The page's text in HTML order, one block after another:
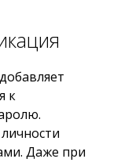
к
Даже при